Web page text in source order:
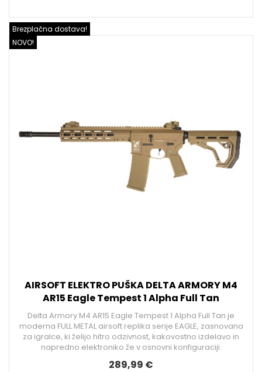
NOVO!
Brezplačna dostava!
AIRSOFT ELEKTRO PUŠKA DELTA ARMORY M4
AR15 Eagle Tempest 1 Alpha Full Tan
Delta Armory M4 AR15 Eagle Tempest 1 Alpha Full Tan je
moderna FULL METAL airsoft replika serije EAGLE, zasnovana
za igralce, ki želijo hitro odzivnost, kakovostno izdelavo in
napredno elektroniko že v osnovni konfiguraciji.
289,99 €